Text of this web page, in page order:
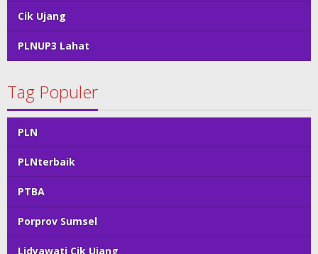
Cik Ujang
PLNUP3 Lahat
Tag Populer
PLN
PLNterbaik
PTBA
Porprov Sumsel
Lidyawati Cik Ujang